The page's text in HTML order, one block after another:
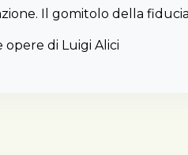
Il gomitolo della
opere di Luigi Alici